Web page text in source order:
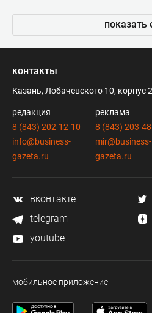
показать
контакты
Казань, Лобачевского 10, корпус 2
редакция
8 (843) 202-12-10
info@business-
gazeta.ru
реклама
8 (843) 203-
mir@business-
gazeta.ru
вконтакте
telegram
youtube
мобильное приложение